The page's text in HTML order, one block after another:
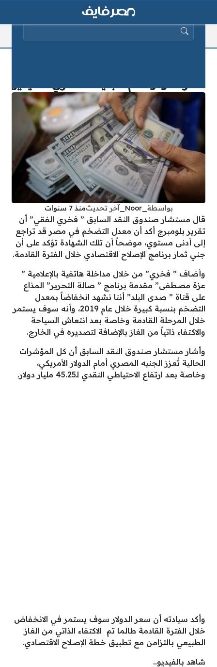
بواسطة _Noor_ آخر تحديثمنذ 7 سنوات
قال مستشار صندوق النقد السابق ” فخري الفقي” أن
تقرير بلومبرج أكد أن معدل التضخم في مصر قد تراجع
إلى أدنى مستوي، موضحاً أن تلك الشهادة تؤكد على أن
جني ثمار برنامج الإصلاح الاقتصادي خلال الفترة القادمة.
وأضاف ” فخري” من خلال مداخلة هاتفية بالإعلامية ”
عزة مصطفى” مقدمة برنامج ” صالة التحرير” المذاع
على قناة ” صدى البلد” أننا نشهد انخفاضاً بمعدل
التضخم بنسبة كبيرة خلال عام 2019، وأنه سوف يستمر
خلال المرحلة القادمة وخاصة بعد انتعاش السياحة
والاكتفاء ذاتياً من الغاز بالإضافة لتصديره في الخارج.
وأشار مستشار صندوق النقد السابق أن كل المؤشرات
الحالية تُعزز الجنيه المصري أمام الدولار الأمريكي،
وخاصة بعد ارتفاع الاحتياطي النقدي لـ45.25 مليار دولار.
وأكد سيادته أن سعر الدولار سوف يستمر في الانخفاض
خلال الفترة القادمة طالما تم الاكتفاء الذاتي من الغاز
الطبيعي بالتزامن مع تطبيق خطة الإصلاح الاقتصادي.
شاهد بالفيديو..
البحث عن: